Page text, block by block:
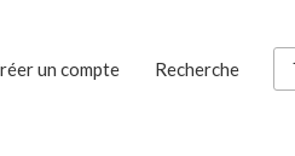
un compte Recherche